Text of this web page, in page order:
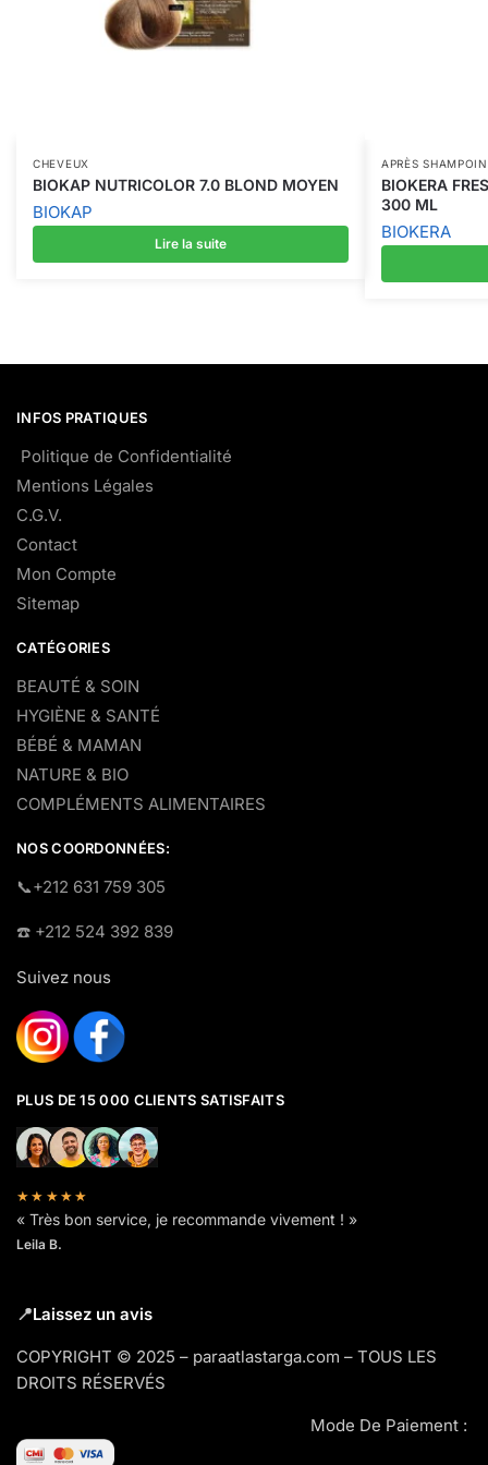
CHEVEUX
BIOKAP NUTRICOLOR 7.0 BLOND MOYEN
BIOKAP
Lire la suite
APRÈS
BIOKERA
300 ML
BIOKERA
INFOS PRATIQUES
Politique de Confidentialité
Mentions Légales
C.G.V.
Contact
Mon Compte
Sitemap
CATÉGORIES
BEAUTÉ & SOIN
HYGIÈNE & SANTÉ
BÉBÉ & MAMAN
NATURE & BIO
COMPLÉMENTS ALIMENTAIRES
NOS COORDONNÉES:
​📞+212 631 759 305
☎️​ +212 524 392 839
Suivez nous
PLUS DE 15 000 CLIENTS SATISFAITS
★★★★★
« Très bon service, je recommande vivement ! »
Leila B.
📍Laissez un avis
COPYRIGHT © 2025 – paraatlastarga.com – TOUS LES
DROITS RÉSERVÉS
Mode De Paiement :